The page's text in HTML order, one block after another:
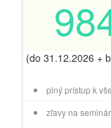
(do 31.12.2026 +
plný prístup k
zľavy na